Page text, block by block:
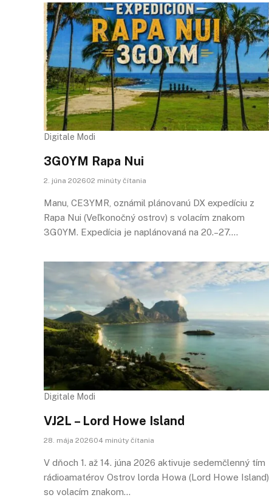
Digitale Modi
3G0YM Rapa Nui
2. júna 202602 minúty čítania
Manu, CE3YMR, oznámil plánovanú DX expedíciu z
Rapa Nui (Veľkonočný ostrov) s volacím znakom
3G0YM. Expedícia je naplánovaná na 20.–27.…
Digitale Modi
VJ2L – Lord Howe Island
28. mája 202604 minúty čítania
V dňoch 1. až 14. júna 2026 aktivuje sedemčlenný tím
rádioamatérov Ostrov lorda Howa (Lord Howe Island)
so volacím znakom…